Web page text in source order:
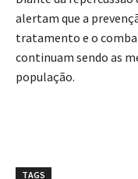
alertam que a
tratamento e o
continuam sendo as
população.
TAGS